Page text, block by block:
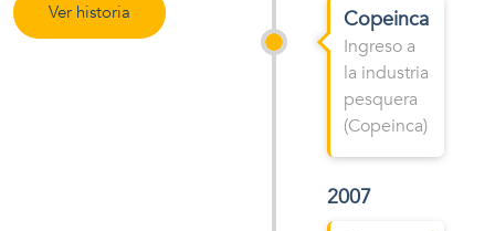
Copeinca
Ingreso a
la industria
pesquera
(Copeinca)
2007
Ver historia